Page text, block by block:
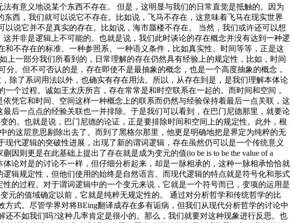
意义地说某个东西不存在。 但是，这明显与我们的日常直觉是抵触的。因为
西，我们就可以说它不存在。比如说，飞马不存在，这意味着飞马在现实世界
说它并不是真实的存在。比如说，海市蜃楼不存在。 当然，我们或许还可以想
并非是逻辑上不可能的。也就是说，我们此时谈论的存在概念并没有达到一种逻
不存在的标准、一种参照系、一种语义条件，比如真实性、时间等等，正是这
一部分我们所看到的，日常理解的存在仍然具有经验上的规定性，比如，时间
。但不可否认的是，存在即使不是最抽象的概念，也是一个高度抽象的概念，
除了系词用法以外，也确实有存在用法。所以，从存在到是，是我们理解本体论
个过程。诚如王太庆所言，存在常常是和时空联系在一起的。而时间和空间，
凭它和时间、空间这样一种概念上的联系而仍然与经验保持着最后一点关联，这
后一点点的经验关联也一并排除。于是我们可以看到，在巴门尼德那里，就要论
的。也就是说，巴门尼德的论证，正是要排除时间和空间上的规定性。此外，根
这层意思剔除出去了。而到了黑格尔那里，他更是明确地把是界定为纯粹的无
代逻辑的突破性进展，出现了新的谓词逻辑，存在虽然仍可以是一个传统意义
则更是在此基础上提出了存在就是成为变元的值(to be is to be the value of a
论对是的讨论不一样，但仔细分析起来，却是一脉相承的，这种一脉相承恰恰就
辑规定性，但他们使用的始终是自然语言。而现代逻辑的特点就是符号化和形式
的过程。对于谓词逻辑中的一个变元来说，它就是一个符号而已，变项的运用是
元的值域确定以前，它就是纯粹无规定性的。 通过对分析哲学和传统哲学的比
式。尽管学界对将BEing翻译成存在多有诟病，但我们从现代分析哲学的讨论中
不如我们吗?这种几率肯定是很小的。那么，我们就要对这种现象进行反思。也